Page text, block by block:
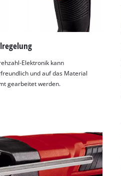
Elektronik kann
und auf das Material
gearbeitet werden.